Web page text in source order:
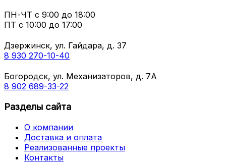
ПН-ЧТ с 9:00 до 18:00
ПТ с 10:00 до 17:00
Дзержинск, ул. Гайдара, д. 37
8 930 270-10-40
Богородск, ул. Механизаторов, д. 7А
8 902 689-33-22
Разделы сайта
О компании
Доставка и оплата
Реализованные проекты
Контакты